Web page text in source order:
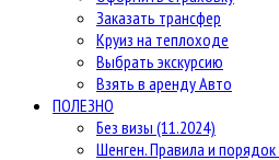
Заказать трансфер
Круиз на теплоходе
Выбрать экскурсию
Взять в аренду Авто
ПОЛЕЗНО
Без визы (11.2024)
Шенген. Правила и